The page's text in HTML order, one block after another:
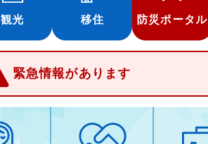
観光 移住 防災ポータル
緊急情報があります